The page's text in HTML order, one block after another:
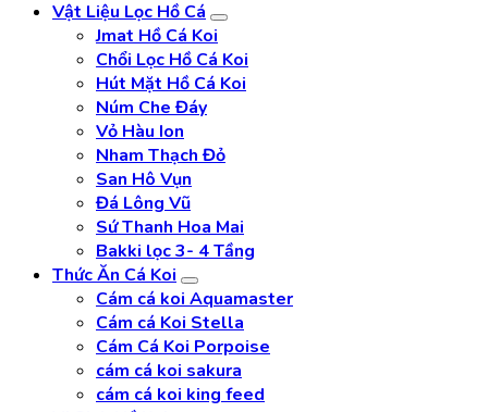
Vật Liệu Lọc Hồ Cá
Jmat Hồ Cá Koi
Chổi Lọc Hồ Cá Koi
Hút Mặt Hồ Cá Koi
Núm Che Đáy
Vỏ Hàu Ion
Nham Thạch Đỏ
San Hô Vụn
Đá Lông Vũ
Sứ Thanh Hoa Mai
Bakki lọc 3- 4 Tầng
Thức Ăn Cá Koi
Cám cá koi Aquamaster
Cám cá Koi Stella
Cám Cá Koi Porpoise
cám cá koi sakura
cám cá koi king feed